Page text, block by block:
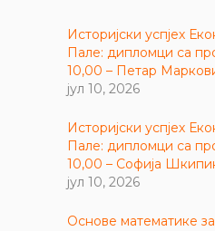
Историјски успјех
Пале: дипломци са
10,00 – Петар
јул 10, 2026
Историјски успјех
Пале: дипломци са
10,00 – Софија
јул 10, 2026
Основе математике